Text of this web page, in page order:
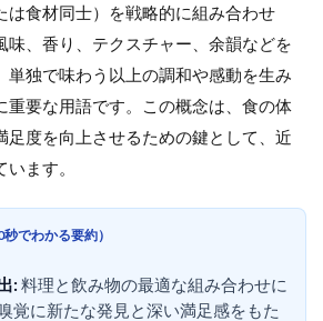
は食材同士）を戦略的に組み合わせ
味、香り、テクスチャー、余韻などを
単独で味わう以上の調和や感動を生み
重要な用語です。この概念は、食の体
足度を向上させるための鍵として、近
ます。
でわかる要約）
: 料理と飲み物の最適な組み合わせに
覚に新たな発見と深い満足感をもた